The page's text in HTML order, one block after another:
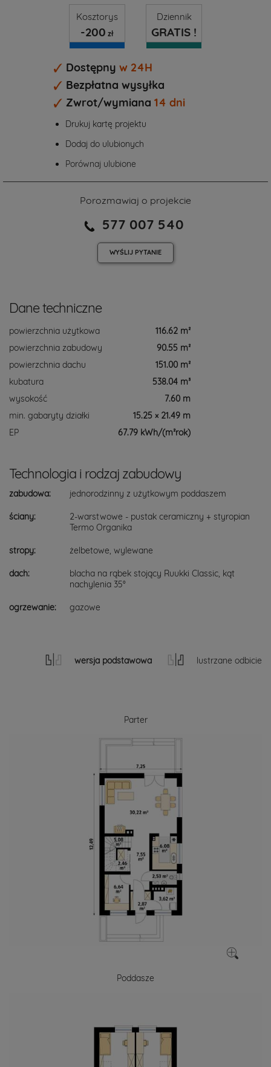
Kosztorys
-200 zł
Dziennik
GRATIS !
Dostępny w 24H
Bezpłatna wysyłka
Zwrot/wymiana 14 dni
Drukuj kartę projektu
Dodaj do ulubionych
Porównaj ulubione
Porozmawiaj o projekcie
577 007 540
WYŚLIJ PYTANIE
Dane techniczne
powierzchnia użytkowa
116.62 m²
powierzchnia zabudowy
90.55 m²
powierzchnia dachu
151.00 m²
kubatura
538.04 m³
wysokość
7.60 m
min. gabaryty działki
15.25 × 21.49 m
EP
67.79 kWh/(m²rok)
Technologia i rodzaj zabudowy
zabudowa: jednorodzinny z użytkowym poddaszem
ściany:
2-warstwowe - pustak ceramiczny + styropian
Termo Organika
stropy: żelbetowe, wylewane
dach:
blacha na rąbek stojący Ruukki Classic, kąt
nachylenia 35°
ogrzewanie: gazowe
wersja podstawowa lustrzane odbicie
Parter
Poddasze